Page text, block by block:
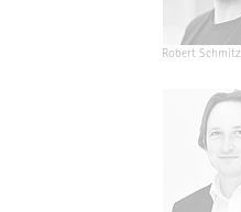
Robert Schmitz